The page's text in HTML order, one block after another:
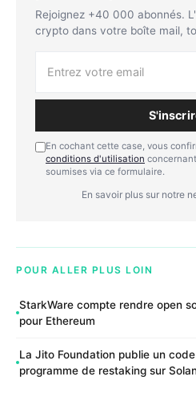
Rejoignez +40 000 abonnés.
crypto dans votre boîte mail,
En cochant cette case, vous
conditions d'utilisation
soumises via ce formulaire.
En savoir plus sur notre
POUR ALLER PLUS LOIN
StarkWare compte rendre open
pour Ethereum
La Jito Foundation publie un
programme de restaking sur